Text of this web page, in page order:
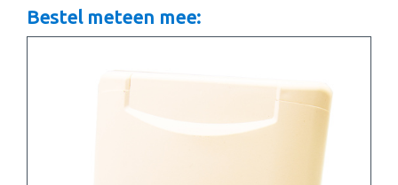
Bestel meteen mee: